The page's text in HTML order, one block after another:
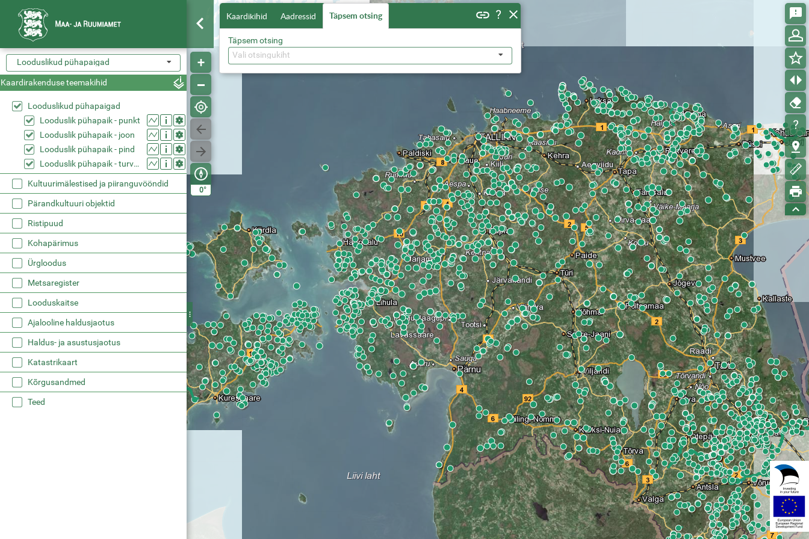
0°
Kaardikihid Aadressid Täpsem otsing
Täpsem otsing
Vali otsingukiht
Looduslikud pühapaigad
Kaardirakenduse teemakihid
Looduslikud pühapaigad
Looduslik pühapaik - punkt
Looduslik pühapaik - joon
Looduslik pühapaik - pind
Looduslik pühapaik - turvavöönd
Kultuurimälestised ja piiranguvööndid
Pärandkultuuri objektid
Ristipuud
Kohapärimus
Ürgloodus
Metsaregister
Looduskaitse
Ajalooline haldusjaotus
Haldus- ja asustusjaotus
Katastrikaart
Kõrgusandmed
Teed